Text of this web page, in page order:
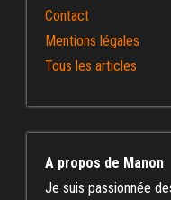
Contact
Mentions légales
Tous les articles
A propos de Manon
Je suis passionnée